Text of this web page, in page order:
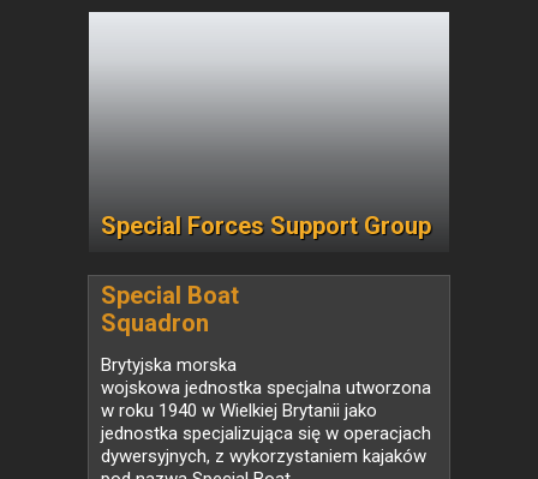
Special Forces Support Group
Special Boat
Squadron
Brytyjska morska
wojskowa jednostka specjalna utworzona
w roku 1940 w Wielkiej Brytanii jako
jednostka specjalizująca się w operacjach
dywersyjnych, z wykorzystaniem kajaków